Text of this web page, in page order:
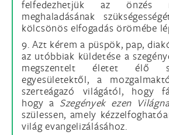
felfedezhetjük az önzés
meghaladásának
kölcsönös elfogadás örömébe
9. Azt kérem a püspök, pap,
az utóbbiak küldetése a
megszentelt életet élő
egyesületektől, a
szerteágazó világától, hogy
hogy a Szegények ezen
szülessen, amely
világ evangelizálásához.